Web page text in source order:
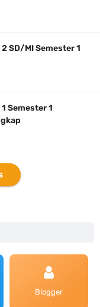
SD/MI Semester 1
Semester 1
Blogger